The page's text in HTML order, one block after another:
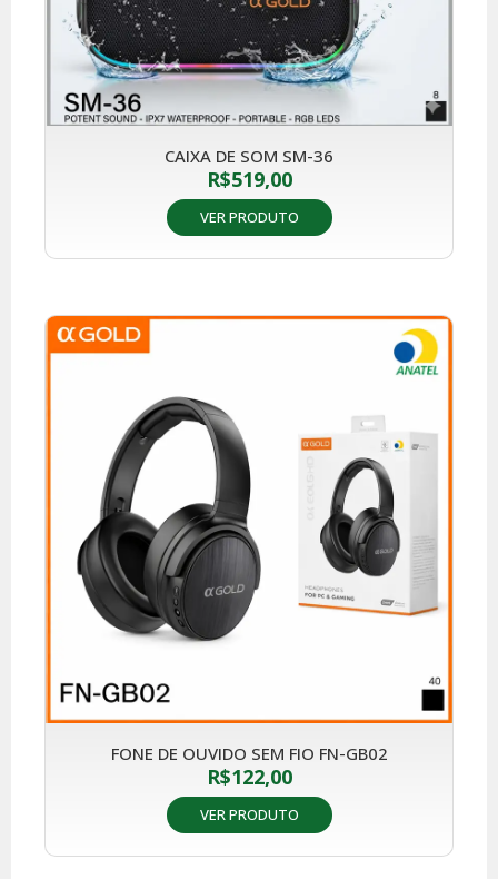
CAIXA DE SOM SM-36
R$519,00
VER PRODUTO
FONE DE OUVIDO SEM FIO FN-GB02
R$122,00
VER PRODUTO